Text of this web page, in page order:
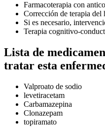
Farmacoterapia con
Corrección de terapia del
Si es necesario,
Terapia cognitivo-
Lista de
tratar esta
Valproato de sodio
levetiracetam
Carbamazepina
Clonazepam
topiramato